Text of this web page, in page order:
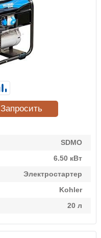
SDMO
6.50 кВт
Электростартер
Kohler
20 л
Запросить